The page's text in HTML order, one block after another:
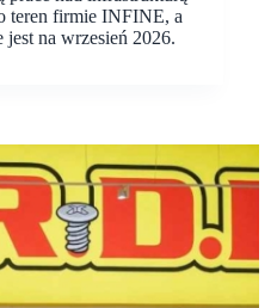
teren firmie INFINE, a
jest na wrzesień 2026.